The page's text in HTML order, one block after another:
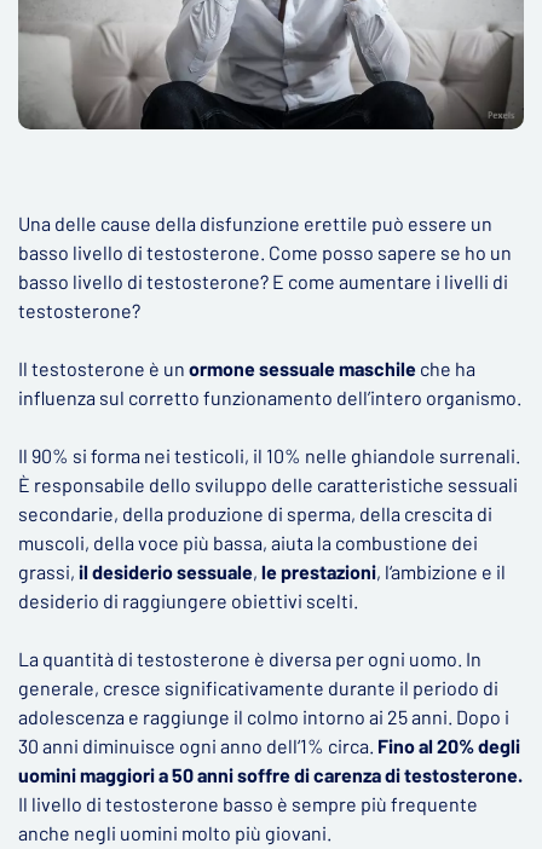
Una delle cause della disfunzione erettile può essere un
basso livello di testosterone. Come posso sapere se ho un
basso livello di testosterone? E come aumentare i livelli di
testosterone?
Il testosterone è un ormone sessuale maschile che ha
influenza sul corretto funzionamento dell’intero organismo.
Il 90% si forma nei testicoli, il 10% nelle ghiandole surrenali.
È responsabile dello sviluppo delle caratteristiche sessuali
secondarie, della produzione di sperma, della crescita di
muscoli, della voce più bassa, aiuta la combustione dei
grassi, il desiderio sessuale, le prestazioni, l‘ambizione e il
desiderio di raggiungere obiettivi scelti.
La quantità di testosterone è diversa per ogni uomo. In
generale, cresce significativamente durante il periodo di
adolescenza e raggiunge il colmo intorno ai 25 anni. Dopo i
30 anni diminuisce ogni anno dell‘1% circa. Fino al 20% degli
uomini maggiori a 50 anni soffre di carenza di testosterone.
Il livello di testosterone basso è sempre più frequente
anche negli uomini molto più giovani.